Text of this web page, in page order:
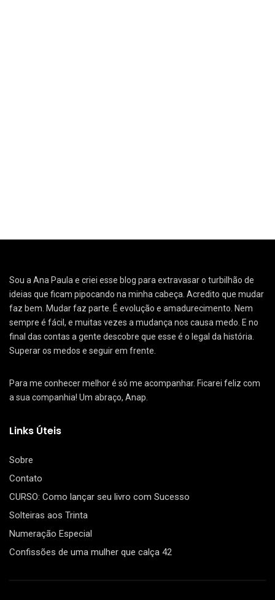
Sou a Ana Paula e criei esse blog para extravasar o turbilhão de
ideias que ficam pipocando na minha cabeça. Acredito que mudar
faz bem. Mudar faz parte. É evolução e amadurecimento. Nem
sempre é fácil, e muitas vezes a mudança nos causa medo. E no
final das contas a gente descobre que esse é o legal da história.
Superar os medos e seguir em frente.
Para me conhecer melhor é só me acompanhar. Ficarei feliz com
a sua companhia! Um abraço, Anap.
Links Úteis
Sobre
Contato
CURSO: Como lançar seu livro com Sucesso
Solteiras aos Trinta
Numeração Especial
Confissões de uma mulher que calça 42